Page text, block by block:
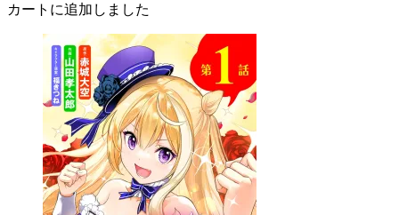
カートに追加しました